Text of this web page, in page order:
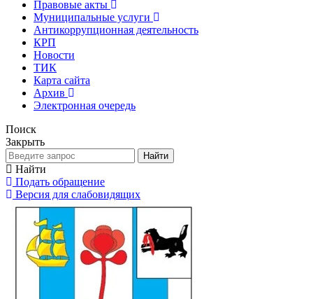
Правовые акты
Муниципальные услуги
Антикоррупционная деятельность
КРП
Новости
ТИК
Карта сайта
Архив
Электронная очередь
Поиск
Закрыть
Найти
Найти
Подать обращение
Версия для слабовидящих